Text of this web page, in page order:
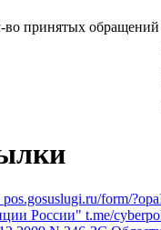
во принятых обращений
pos.gosuslugi.ru/form/
России" t.me/